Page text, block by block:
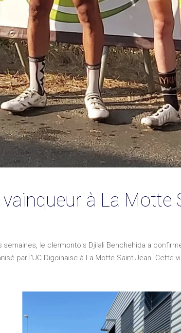
à La Motte
le clermontois Djilali Benchehida a
par l’UC Digoinaise à La Motte Saint Jean.